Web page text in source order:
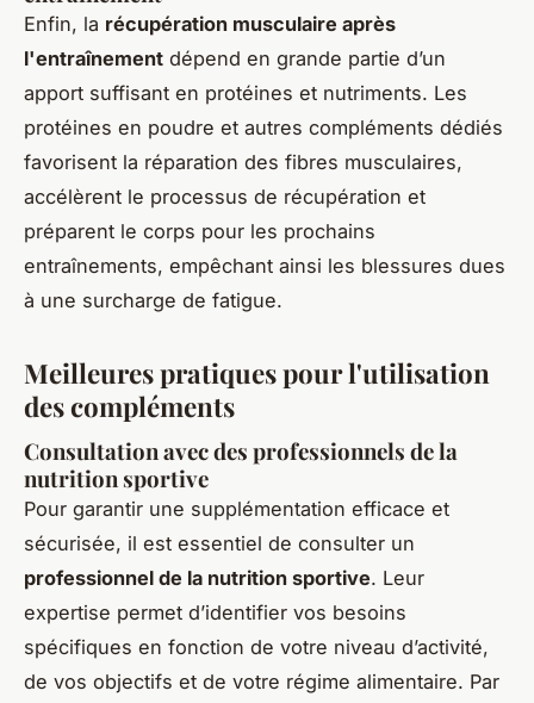
Enfin, la récupération musculaire après
l'entraînement dépend en grande partie d’un
apport suffisant en protéines et nutriments. Les
protéines en poudre et autres compléments dédiés
favorisent la réparation des fibres musculaires,
accélèrent le processus de récupération et
préparent le corps pour les prochains
entraînements, empêchant ainsi les blessures dues
à une surcharge de fatigue.
Meilleures pratiques pour l'utilisation
des compléments
Consultation avec des professionnels de la
nutrition sportive
Pour garantir une supplémentation efficace et
sécurisée, il est essentiel de consulter un
professionnel de la nutrition sportive. Leur
expertise permet d’identifier vos besoins
spécifiques en fonction de votre niveau d’activité,
de vos objectifs et de votre régime alimentaire. Par